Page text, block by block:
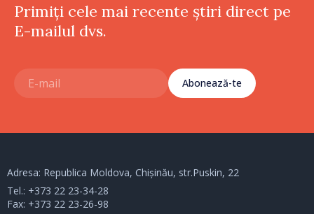
Primiți cele mai recente știri direct pe
E-mailul dvs.
Abonează-te
Adresa: Republica Moldova, Chișinău, str.Puskin, 22
Tel.: +373 22 23-34-28
Fax: +373 22 23-26-98